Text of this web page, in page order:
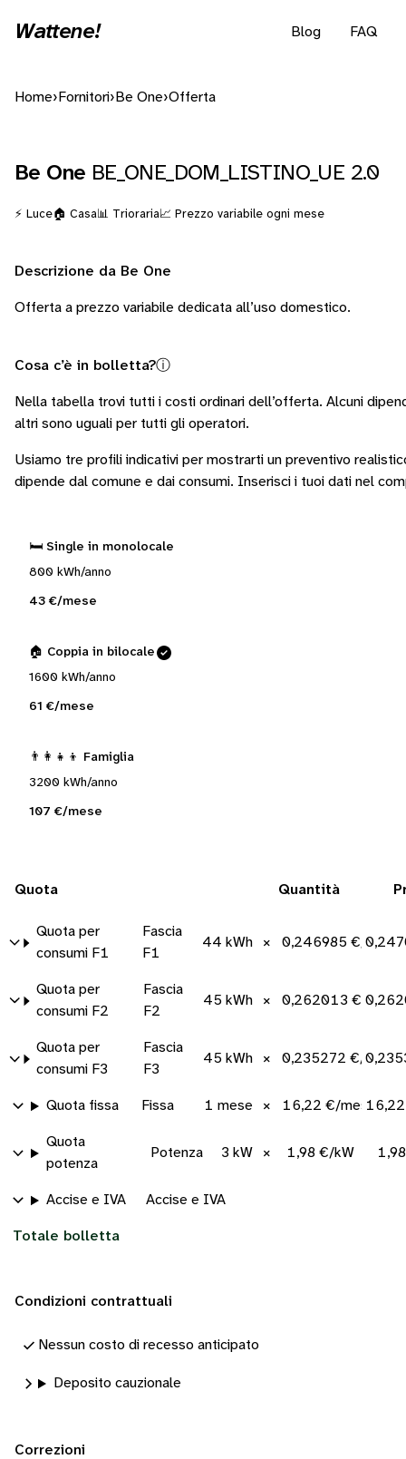
Wattene! Blog FAQ
Home› Fornitori› Be One›Offerta
Be One BE_ONE_DOM_LISTINO_UE 2.0
⚡ Luce🏠 Casa📊 Trioraria📈 Prezzo variabile ogni mese
Descrizione da Be One
Offerta a prezzo variabile dedicata all’uso domestico.
Cosa c’è in bolletta?ⓘ
Nella tabella trovi tutti i costi ordinari dell’offerta. Alcuni
altri sono uguali per tutti gli operatori.
Usiamo tre profili indicativi per mostrarti un preventivo
dipende dal comune e dai consumi. Inserisci i tuoi dati nel
🛏️ Single in monolocale
800 kWh/anno
43 €/mese
🏠 Coppia in bilocale
1600 kWh/anno
61 €/mese
👨‍👩‍👧‍👦 Famiglia
3200 kWh/anno
107 €/mese
Quota Quantità
Quota per
consumi F1
Fascia
F1
44 kWh × 0,246985 €/kWh
Quota per
consumi F2
Fascia
F2
45 kWh × 0,262013 €/kWh
Quota per
consumi F3
Fascia
F3
45 kWh × 0,235272 €/kWh
Quota fissa Fissa 1 mese × 16,22 €/mese
Quota
potenza
Potenza 3 kW × 1,98 €/kW
Accise e IVA Accise e IVA
Totale bolletta
Condizioni contrattuali
Nessun costo di recesso anticipato
Deposito cauzionale
Correzioni